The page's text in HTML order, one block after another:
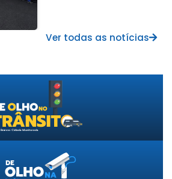
Ver todas as notícias